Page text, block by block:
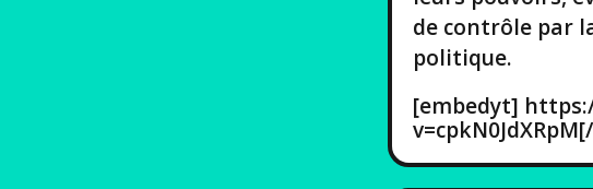
de contrôle par
politique.
[embedyt]